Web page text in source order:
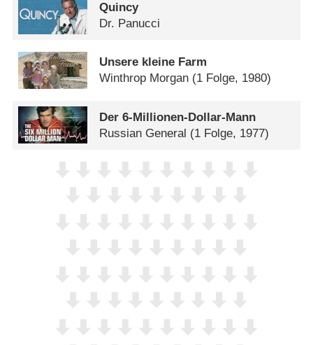
Quincy
Dr. Panucci
Unsere kleine Farm
Winthrop Morgan (1 Folge, 1980)
Der 6-Millionen-Dollar-Mann
Russian General (1 Folge, 1977)